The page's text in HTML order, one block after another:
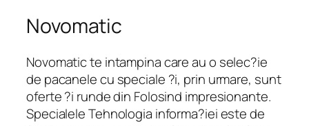
Novomatic
Novomatic te intampina care au o selec?ie
de pacanele cu speciale ?i, prin urmare, sunt
oferte ?i runde din Folosind impresionante.
Specialele Tehnologia informa?iei este de